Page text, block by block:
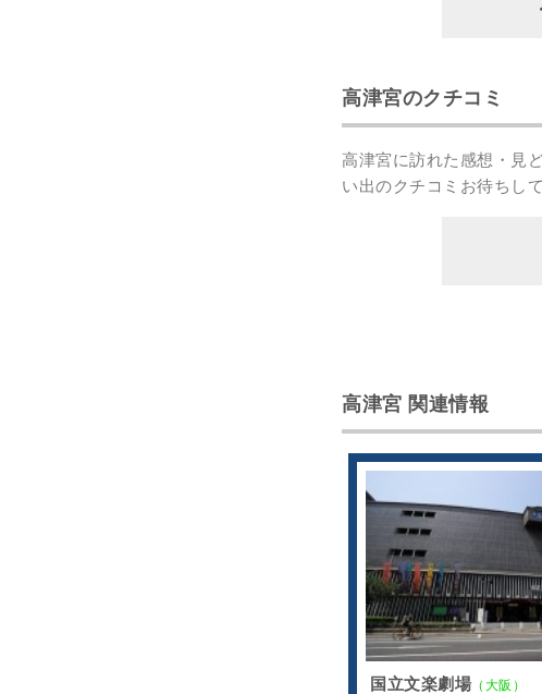
高津宮のクチコミ
高津宮に訪れた感想・見
い出のクチコミ お待ちし
高津宮 関連情報
国立文楽劇場 （大阪）